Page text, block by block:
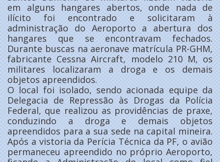
em alguns hangares abertos, onde nada de
ilícito foi encontrado e solicitaram à
administração do Aeroporto a abertura dos
hangares que se encontravam fechados.
Durante buscas na aeronave matrícula PR-GHM,
fabricante Cessna Aircraft, modelo 210 M, os
militares localizaram a droga e os demais
objetos apreendidos.
O local foi isolado, sendo acionada equipe da
Delegacia de Repressão às Drogas da Polícia
Federal, que realizou as providências de praxe,
conduzindo a droga e demais objetos
apreendidos para a sua sede na capital mineira.
Após a vistoria da Perícia Técnica da PF, o avião
permaneceu apreendido no próprio Aeroporto,